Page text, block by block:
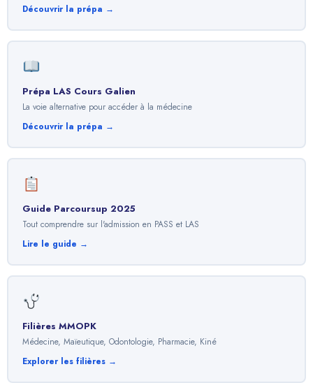
Découvrir la prépa →
Prépa LAS Cours Galien
La voie alternative pour accéder à la médecine
Découvrir la prépa →
Guide Parcoursup 2025
Tout comprendre sur l'admission en PASS et LAS
Lire le guide →
Filières MMOPK
Médecine, Maïeutique, Odontologie, Pharmacie, Kiné
Explorer les filières →